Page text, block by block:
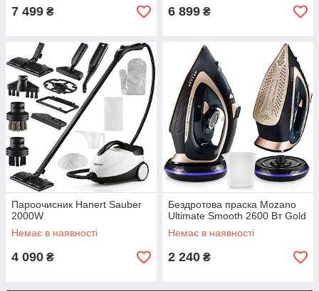
7 499 ₴ 6 899 ₴
Пароочисник Hanert Sauber
2000W
Немає в наявності
4 090 ₴
Бездротова праска Mozano
Ultimate Smooth 2600 Вт Gold
Немає в наявності
2 240 ₴